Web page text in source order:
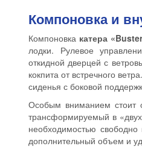
Компоновка и
Компоновка катера
лодки. Рулевое
откидной дверцей с
кокпита от встречного
сиденья с боковой
Особым вниманием стоит
трансформируемый в
необходимостью
дополнительный объем и